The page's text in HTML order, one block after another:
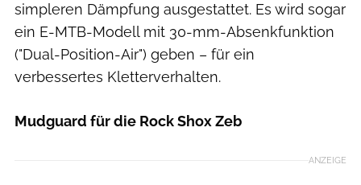
simpleren Dämpfung ausgestattet. Es wird sogar
ein E-MTB-Modell mit 30-mm-Absenkfunktion
("Dual-Position-Air") geben – für ein
verbessertes Kletterverhalten.
Mudguard für die Rock Shox Zeb
ANZEIGE